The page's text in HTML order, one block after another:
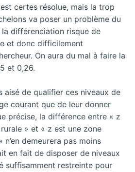
certes résolue, mais la trop
va poser un problème du
différenciation risque de
et donc difficilement
On aura du mal à faire la
et 0,26.
aisé de qualifier ces niveaux de
courant que de leur donner
précise, la différence entre « z
» et « z est une zone
demeurera pas moins
en fait de disposer de niveaux
suffisamment restreinte pour